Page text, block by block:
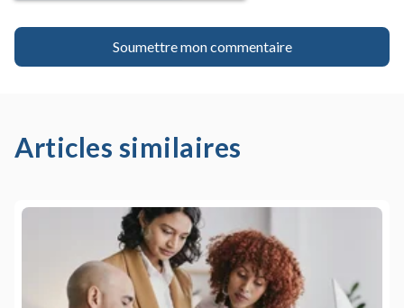
Articles similaires